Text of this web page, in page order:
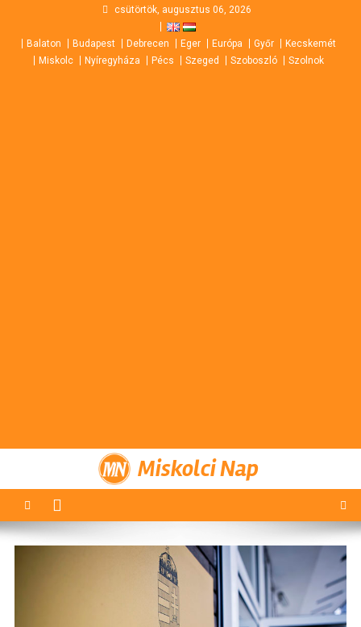
content
csütörtök, augusztus 06, 2026
Balaton Budapest Debrecen Eger Európa Győr
Kecskemét
Miskolc
Nyíregyháza Pécs Szeged Szoboszló Szolnok
Miskolci Nap